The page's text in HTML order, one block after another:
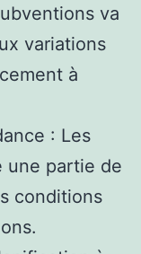
va
variations
à
: Les
une partie de
conditions